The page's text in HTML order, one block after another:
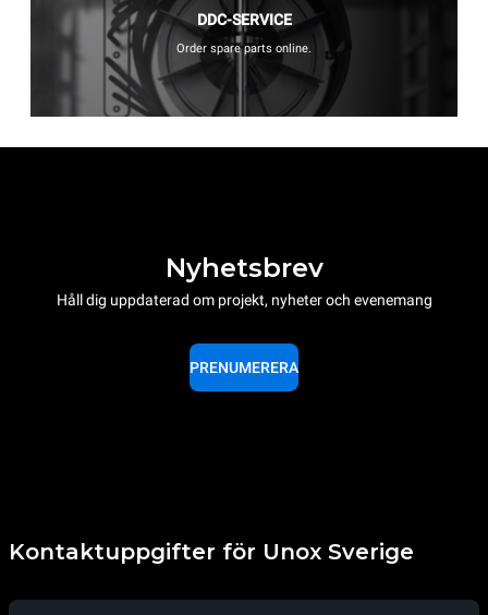
DDC-SERVICE
Order spare parts online.
Nyhetsbrev
Håll dig uppdaterad om projekt, nyheter och evenemang
PRENUMERERA
Kontaktuppgifter för Unox Sverige